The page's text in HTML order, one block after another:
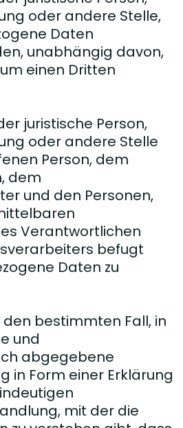
oder andere Stelle,
Daten
unabhängig davon,
einen Dritten
juristische Person,
oder andere Stelle
Person, dem
dem
und den Personen,
Verantwortlichen
befugt
Daten zu
bestimmten Fall, in
und
abgegebene
in Form einer Erklärung
mit der die